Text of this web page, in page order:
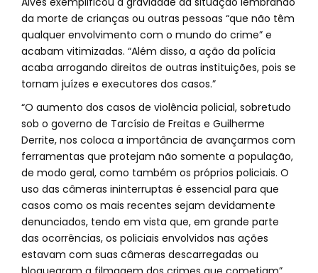
da morte de crianças ou outras pessoas “que não têm
qualquer envolvimento com o mundo do crime” e
acabam vitimizadas. “Além disso, a ação da polícia
acaba arrogando direitos de outras instituições, pois se
tornam juízes e executores dos casos.”
“O aumento dos casos de violência policial, sobretudo
sob o governo de Tarcísio de Freitas e Guilherme
Derrite, nos coloca a importância de avançarmos com
ferramentas que protejam não somente a população,
de modo geral, como também os próprios policiais. O
uso das câmeras ininterruptas é essencial para que
casos como os mais recentes sejam devidamente
denunciados, tendo em vista que, em grande parte
das ocorrências, os policiais envolvidos nas ações
estavam com suas câmeras descarregadas ou